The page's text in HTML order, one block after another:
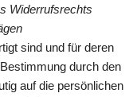
Widerrufsrechts
sind und für deren
durch den
auf die persönlichen